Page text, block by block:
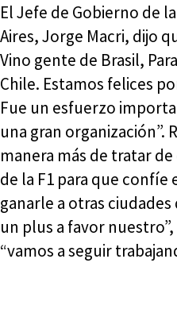
El Jefe de Gobierno de
Aires, Jorge Macri, dijo
Vino gente de Brasil,
Chile. Estamos felices
Fue un esfuerzo
una gran organización”.
manera más de tratar
de la F1 para que
ganarle a otras
un plus a favor
“vamos a seguir